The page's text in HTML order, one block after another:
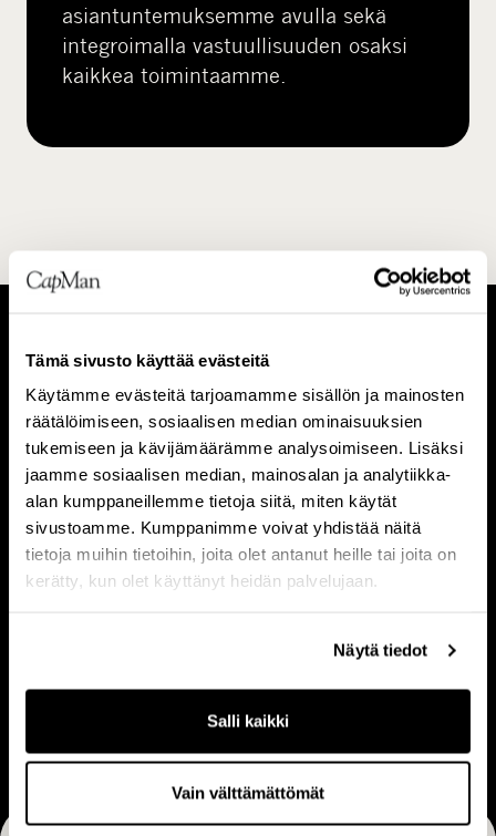
Tämä sivusto käyttää evästeitä
Käytämme evästeitä tarjoamamme sisällön ja mainosten
räätälöimiseen, sosiaalisen median ominaisuuksien
tukemiseen ja kävijämäärämme analysoimiseen. Lisäksi
jaamme sosiaalisen median, mainosalan ja analytiikka-
alan kumppaneillemme tietoja siitä, miten käytät
sivustoamme. Kumppanimme voivat yhdistää näitä
tietoja muihin tietoihin, joita olet antanut heille tai joita on
kerätty, kun olet käyttänyt heidän palvelujaan.
Näytä tiedot
Salli kaikki
Vain välttämättömät
asiantuntemuksemme avulla sekä
integroimalla vastuullisuuden osaksi
kaikkea toimintaamme.
T
i
e
t
o
a
m
e
ä
Tietoa meistä
I
h
m
i
s
e
t
Ihmiset
V
i
t
a
Visio & strategia
L
i
o
i
m
i
Liiketoimintamalli
U
a